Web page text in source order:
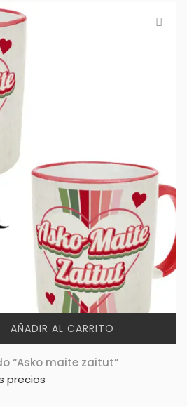
AÑADIR AL CARRITO
“Asko maite zaitut”
precios